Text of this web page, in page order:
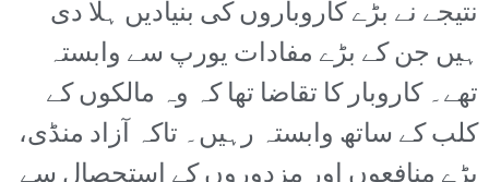
نتیجے نے بڑے کاروباروں کی بنیادیں ہلا دی
ہیں جن کے بڑے مفادات یورپ سے وابستہ
تھے۔ کاروبار کا تقاضا تھا کہ وہ مالکوں کے
کلب کے ساتھ وابستہ رہیں۔ تاکہ آزاد منڈی،